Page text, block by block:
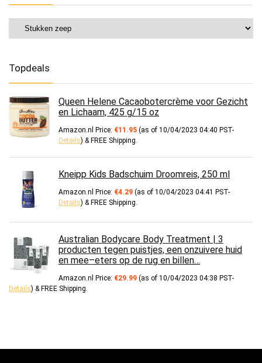
Topdeals
Queen Helene Cacaobotercrème voor Gezicht
en Lichaam, 425 g/15 oz
Amazon.nl Price: €11.95 (as of 10/04/2023 04:40 PST-
Details) & FREE Shipping.
Kneipp Kids Badschuim Droomreis, 250 ml
Amazon.nl Price: €4.29 (as of 10/04/2023 04:41 PST-
Details) & FREE Shipping.
Australian Bodycare Body Treatment | 3
producten tegen puistjes, een onzuivere huid
en mee–eters op de rug en billen…
Amazon.nl Price: €29.99 (as of 10/04/2023 04:38 PST-
Details) & FREE Shipping.